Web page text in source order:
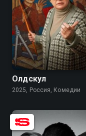
8.1 5.8
Олдскул
2025, Россия, Комедии